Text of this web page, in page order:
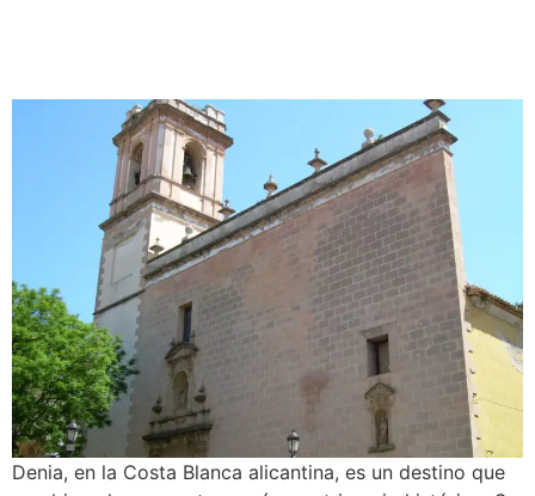
Denia, en la Costa Blanca alicantina, es un destino que